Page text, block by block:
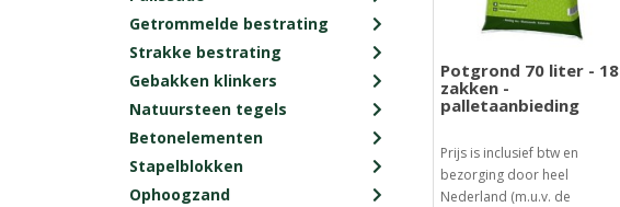
Getrommelde bestrating
Strakke bestrating
Gebakken klinkers
Natuursteen tegels
Betonelementen
Stapelblokken
Ophoogzand
Potgrond 70 liter - 18
zakken -
palletaanbieding
Prijs is inclusief btw en
bezorging door heel
Nederland (m.u.v. de